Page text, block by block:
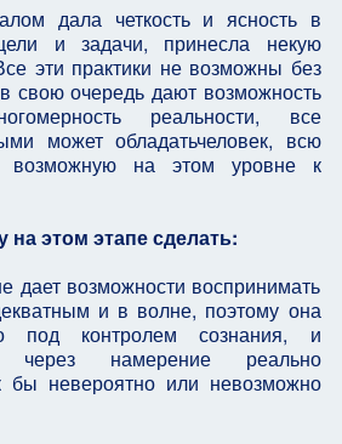
дала четкость и ясность в
и задачи, принесла некую
эти практики не возможны без
свою очередь дают возможность
реальности, все
может обладатьчеловек, всю
возможную на этом уровне к
этом этапе сделать:
дает возможности воспринимать
и в волне, поэтому она
под контролем сознания, и
через намерение реально
бы невероятно или невозможно